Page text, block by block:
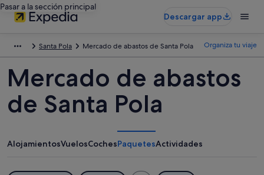
Pasar a la sección principal
Descargar app
Santa Pola Mercado de abastos de Santa Pola Organiza tu viaje
Mercado de abastos
de Santa Pola
AlojamientosVuelosCochesPaquetesActividades